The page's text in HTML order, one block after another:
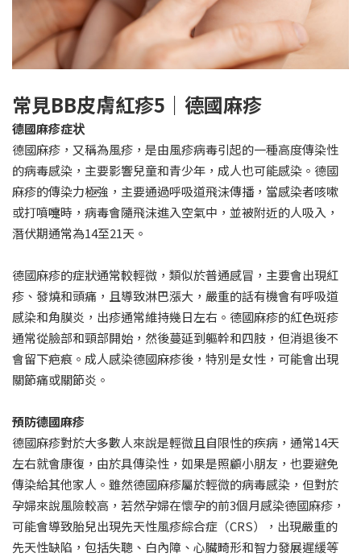
常見BB皮膚紅疹5｜德國麻疹
德國麻疹症状
德國麻疹，又稱為風疹，是由風疹病毒引起的一種高度傳染性
的病毒感染，主要影響兒童和青少年，成人也可能感染。德國
麻疹的傳染力極強，主要通過呼吸道飛沫傳播，當感染者咳嗽
或打噴嚏時，病毒會隨飛沫進入空氣中，並被附近的人吸入，
潛伏期通常為14至21天。
德國麻疹的症狀通常較輕微，類似於普通感冒，主要會出現紅
疹、發燒和頭痛，且導致淋巴漲大，嚴重的話有機會有呼吸道
感染和角膜炎，出疹通常維持幾日左右。德國麻疹的紅色斑疹
通常從臉部和頸部開始，然後蔓延到軀幹和四肢，但消退後不
會留下疤痕。成人感染德國麻疹後，特別是女性，可能會出現
關節痛或關節炎。
預防德國麻疹
德國麻疹對於大多數人來說是輕微且自限性的疾病，通常14天
左右就會康復，由於具傳染性，如果是照顧小朋友，也要避免
傳染給其他家人。雖然德國麻疹屬於輕微的病毒感染，但對於
孕婦來說風險較高，若然孕婦在懷孕的前3個月感染德國麻疹，
可能會導致胎兒出現先天性風疹綜合症（CRS），出現嚴重的
先天性缺陷，包括失聰、白內障、心臟畸形和智力發展遲緩等